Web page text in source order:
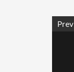
Prev